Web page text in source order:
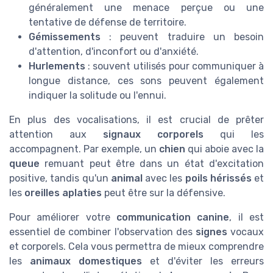
généralement une menace perçue ou une
tentative de défense de territoire.
Gémissements : peuvent traduire un besoin
d'attention, d'inconfort ou d'anxiété.
Hurlements : souvent utilisés pour communiquer à
longue distance, ces sons peuvent également
indiquer la solitude ou l'ennui.
En plus des vocalisations, il est crucial de prêter
attention aux signaux corporels qui les
accompagnent. Par exemple, un chien qui aboie avec la
queue remuant peut être dans un état d'excitation
positive, tandis qu'un animal avec les poils hérissés et
les oreilles aplaties peut être sur la défensive.
Pour améliorer votre communication canine, il est
essentiel de combiner l'observation des signes vocaux
et corporels. Cela vous permettra de mieux comprendre
les animaux domestiques et d'éviter les erreurs